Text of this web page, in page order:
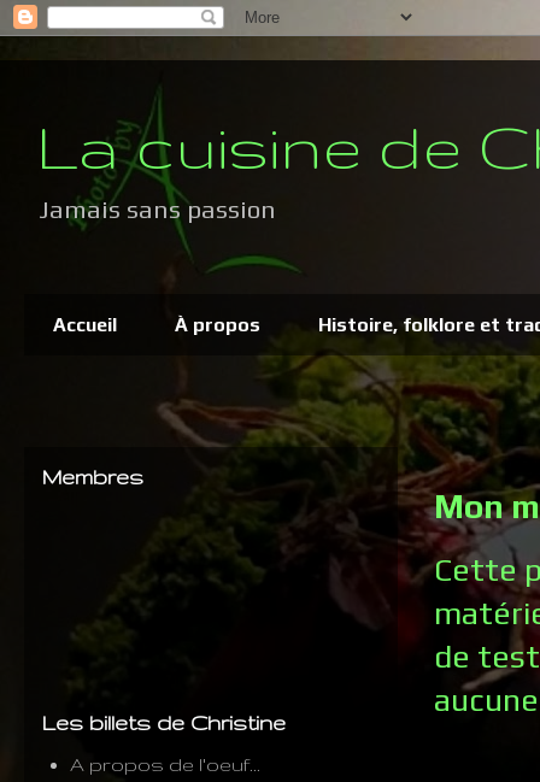
La cuisine de
Jamais sans passion
Accueil À propos Histoire, folklore et
Mon
Cette
de
Membres
Les billets de Christine
A propos de l'oeuf...